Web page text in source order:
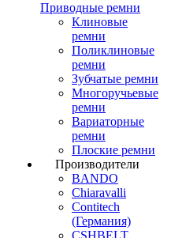
Приводные ремни
Клиновые
ремни
Поликлиновые
ремни
Зубчатые ремни
Многоручьевые
ремни
Вариаторные
ремни
Плоские ремни
Производители
BANDO
Chiaravalli
Contitech
(Германия)
CSHBELT